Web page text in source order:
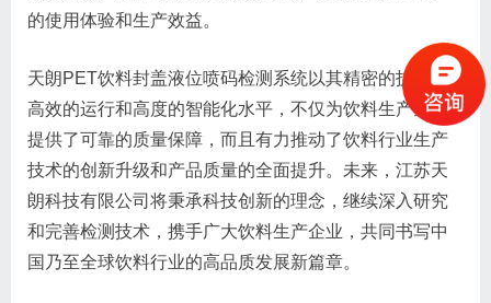
的使用体验和生产效益。
天朗PET饮料封盖液位喷码检测系统以其精密的技术、
高效的运行和高度的智能化水平，不仅为饮料生产企业
提供了可靠的质量保障，而且有力推动了饮料行业生产
技术的创新升级和产品质量的全面提升。未来，江苏天
朗科技有限公司将秉承科技创新的理念，继续深入研究
和完善检测技术，携手广大饮料生产企业，共同书写中
国乃至全球饮料行业的高品质发展新篇章。